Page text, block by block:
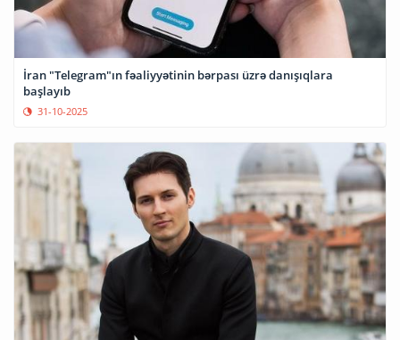
İran "Telegram"ın fəaliyyətinin bərpası üzrə danışıqlara
başlayıb
31-10-2025